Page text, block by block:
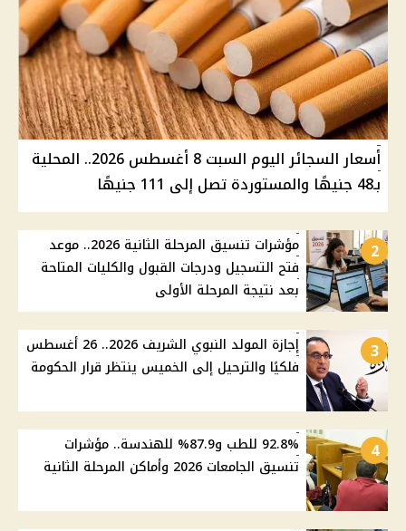
أسعار السجائر اليوم السبت 8 أغسطس 2026.. المحلية
بـ48 جنيهًا والمستوردة تصل إلى 111 جنيهًا
2
مؤشرات تنسيق المرحلة الثانية 2026.. موعد
فتح التسجيل ودرجات القبول والكليات المتاحة
بعد نتيجة المرحلة الأولى
3
إجازة المولد النبوي الشريف 2026.. 26 أغسطس
فلكيًا والترحيل إلى الخميس ينتظر قرار الحكومة
4
92.8% للطب و87.9% للهندسة.. مؤشرات
تنسيق الجامعات 2026 وأماكن المرحلة الثانية